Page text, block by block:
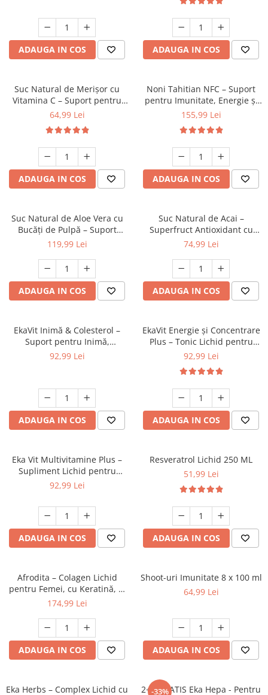
ADAUGA IN COS ADAUGA IN COS
Suc Natural de Merișor cu
Vitamina C – Suport pentru
Tractul Urinar, 1 Litru
64,99 Lei
ADAUGA IN COS
Noni Tahitian NFC – Suport
pentru Imunitate, Energie și
Echilibru Zilnic, 1000 ml
155,99 Lei
ADAUGA IN COS
Suc Natural de Aloe Vera cu
Bucăți de Pulpă – Suport
pentru Digestie, Imunitate și
119,99 Lei
ADAUGA IN COS
Suc Natural de Acai –
Superfruct Antioxidant cu
Vitamina C Naturală, 500 ml
74,99 Lei
ADAUGA IN COS
EkaVit Inimă & Colesterol –
Suport pentru Inimă,
Circulație și Vitalitate1 Litru
92,99 Lei
ADAUGA IN COS
EkaVit Energie și Concentrare
Plus – Tonic Lichid pentru
Focus, Memorie și Vitalitate, 1
92,99 Lei
ADAUGA IN COS
Eka Vit Multivitamine Plus –
Supliment Lichid pentru
Imunitate, Energie și
92,99 Lei
ADAUGA IN COS
Resveratrol Lichid 250 ML
51,99 Lei
ADAUGA IN COS
Afrodita – Colagen Lichid
pentru Femei, cu Keratină, L-
Cistină și Vitamine 500 ml
174,99 Lei
ADAUGA IN COS
Shoot-uri Imunitate 8 x 100 ml
64,99 Lei
ADAUGA IN COS
Eka Herbs – Complex Lichid cu
-33%
2+1 GRATIS Eka Hepa - Pentru